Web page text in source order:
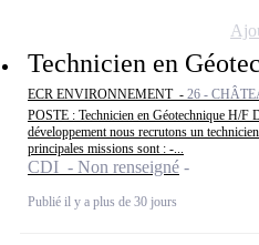
Technicien en
ECR ENVIRONNEMENT - 26 -
POSTE : Technicien en Géotechnique H/F
développement nous recrutons un
principales missions sont : -...
CDI - Non renseigné
Publié il y a plus de 30 jours